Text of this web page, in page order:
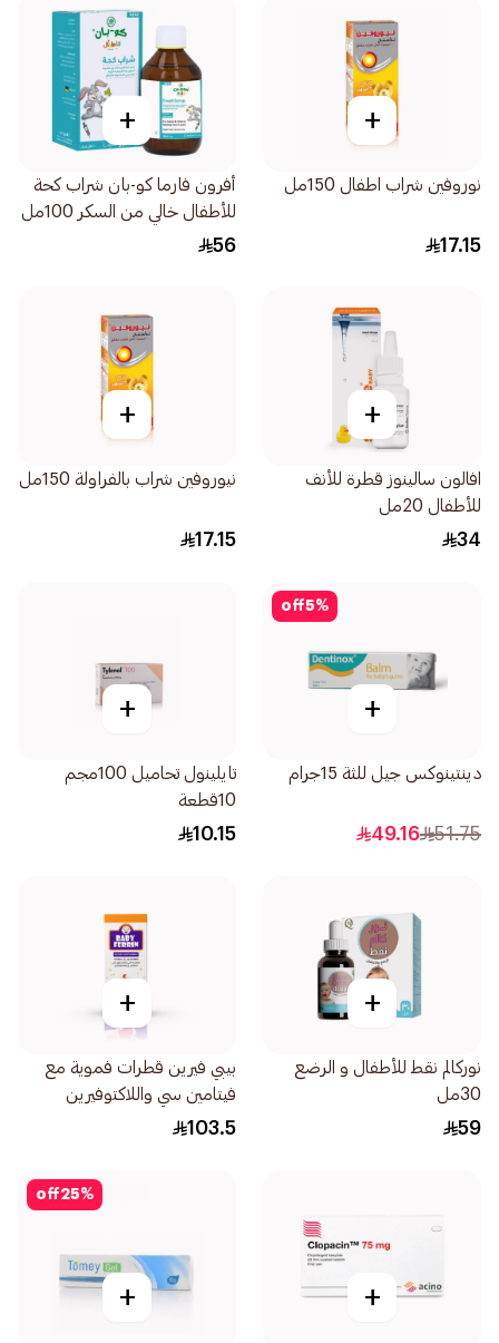
+
نوروفين شراب اطفال 150مل
17.15
+
أفرون فارما كو-بان شراب كحة
للأطفال خالي من السكر 100مل
56
+
افالون سالينوز قطرة للأنف
للأطفال 20مل
34
+
نيوروفين شراب بالفراولة 150مل
17.15
5%
off
+
دينتينوكس جيل للثة 15جرام
51.75
49.16
+
تايلينول تحاميل 100مجم
10قطعة
10.15
+
نوركالم نقط للأطفال و الرضع
30مل
59
+
بيبي فيرين قطرات فموية مع
فيتامين سي واللاكتوفيرين
60مل
103.5
+
25%
off
+